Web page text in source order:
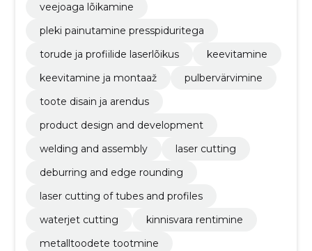
veejoaga lõikamine
pleki painutamine presspiduritega
torude ja profiilide laserlõikus
keevitamine
keevitamine ja montaaž
pulbervärvimine
toote disain ja arendus
product design and development
welding and assembly
laser cutting
deburring and edge rounding
laser cutting of tubes and profiles
waterjet cutting
kinnisvara rentimine
metalltoodete tootmine